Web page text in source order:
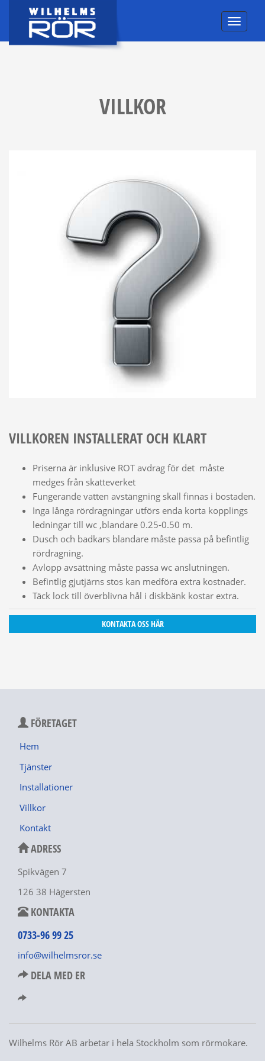
VILLKOR
VILLKOREN INSTALLERAT OCH KLART
Priserna är inklusive ROT avdrag för det måste
medges från skatteverket
Fungerande vatten avstängning skall finnas i bostaden.
Inga långa rördragningar utförs enda korta kopplings
ledningar till wc ,blandare 0.25-0.50 m.
Dusch och badkars blandare måste passa på befintlig
rördragning.
Avlopp avsättning måste passa wc anslutningen.
Befintlig gjutjärns stos kan medföra extra kostnader.
Täck lock till överblivna hål i diskbänk kostar extra.
KONTAKTA OSS HÄR
FÖRETAGET
Hem
Tjänster
Installationer
Villkor
Kontakt
ADRESS
Spikvägen 7
126 38 Hägersten
KONTAKTA
0733-96 99 25
info@wilhelmsror.se
DELA MED ER
Wilhelms Rör AB arbetar i hela Stockholm som rörmokare.